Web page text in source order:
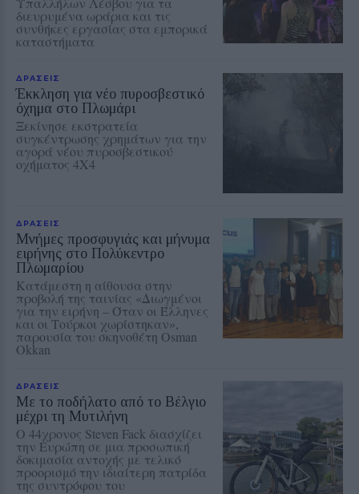
διευρυμένα ωράρια και τις
συνθήκες εργασίας στα εμπορικά
καταστήματα
ΔΡΑΣΕΙΣ
Έκκληση για νέο πυροσβεστικό
όχημα στο Πλωμάρι
Ξεκίνησε εκστρατεία
συγκέντρωσης χρημάτων για την
αγορά νέου πυροσβεστικού
οχήματος 4Χ4
ΔΡΑΣΕΙΣ
Μνήμες προσφυγιάς και μήνυμα
ειρήνης στο Πολύκεντρο
Πλωμαρίου
Κατάμεστη η αίθουσα στην
προβολή της ταινίας «Διωγμένοι
για την ειρήνη – Όταν οι Έλληνες
και οι Τούρκοι χωρίστηκαν»,
παρουσία του σκηνοθέτη Osman
Okkan
ΔΡΑΣΕΙΣ
Με το ποδήλατο από το Βέλγιο
μέχρι τη Μυτιλήνη
Ο 44χρονος Steven Fack διασχίζει
την Ευρώπη σε μια προσωπική
δοκιμασία αντοχής με τελικό
προορισμό την ιδιαίτερη πατρίδα
της συντρόφου του